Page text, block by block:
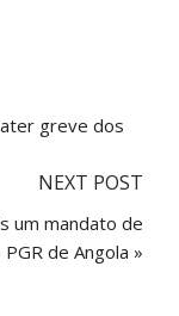
greve dos
NEXT POST
um mandato de
de Angola »